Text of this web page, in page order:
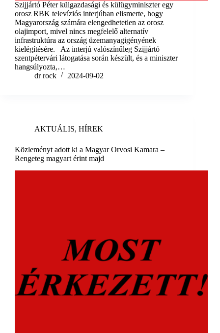
Szijjártó Péter külgazdasági és külügyminiszter egy
orosz RBK televíziós interjúban elismerte, hogy
Magyarország számára elengedhetetlen az orosz
olajimport, mivel nincs megfelelő alternatív
infrastruktúra az ország üzemanyagigényének
kielégítésére. Az interjú valószínűleg Szijjártó
szentpétervári látogatása során készült, és a miniszter
hangsúlyozta,…
dr rock
2024-09-02
AKTUÁLIS, HÍREK
Közleményt adott ki a Magyar Orvosi Kamara –
Rengeteg magyart érint majd